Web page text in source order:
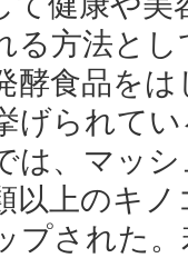
る方法と
酵食品を
げられて
は、マッ
以上のキ
プされた